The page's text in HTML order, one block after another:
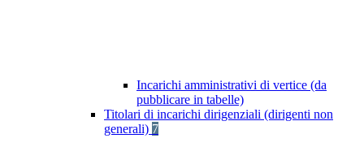
Incarichi amministrativi di vertice (da
pubblicare in tabelle)
Titolari di incarichi dirigenziali (dirigenti non
generali) 7